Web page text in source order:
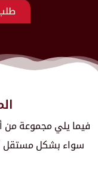
فيما يلي مجموعة من
سواء بشكل مستقل